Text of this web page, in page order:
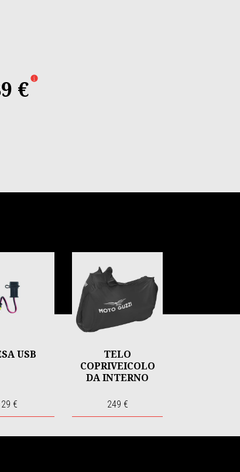
€
USB
29 €
TELO
COPRIVEICOLO
DA INTERNO
249 €